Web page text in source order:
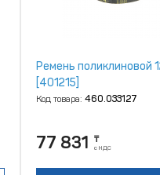
Ремень поликлиновой
[401215]
Код товара: 460.033127
77 831 ₸
с НДС